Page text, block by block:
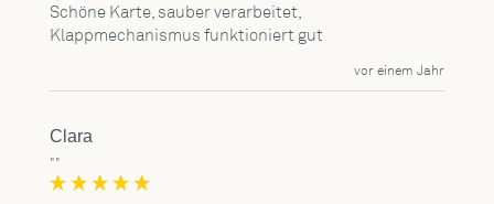
Schöne Karte, sauber verarbeitet,
Klappmechanismus funktioniert gut
vor einem Jahr
Clara
""